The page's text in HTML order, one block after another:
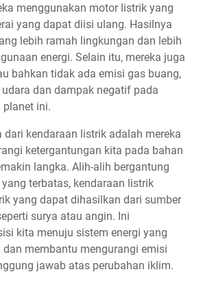
menggunakan motor listrik yang
yang dapat diisi ulang. Hasilnya
lebih ramah lingkungan dan lebih
energi. Selain itu, mereka juga
bahkan tidak ada emisi gas buang,
dan dampak negatif pada
planet ini.
dari kendaraan listrik adalah mereka
ketergantungan kita pada bahan
langka. Alih-alih bergantung
terbatas, kendaraan listrik
yang dapat dihasilkan dari sumber
surya atau angin. Ini
kita menuju sistem energi yang
dan membantu mengurangi emisi
jawab atas perubahan iklim.